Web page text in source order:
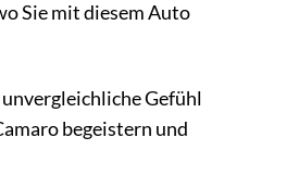
Sie mit diesem Auto
Gefühl
begeistern und